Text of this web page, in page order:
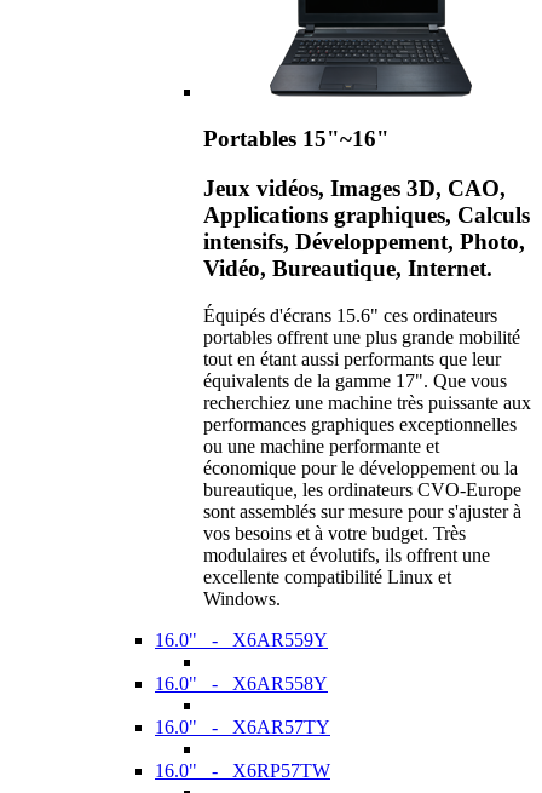
Portables 15"~16"
Jeux vidéos, Images 3D, CAO,
Applications graphiques, Calculs
intensifs, Développement, Photo,
Vidéo, Bureautique, Internet.
Équipés d'écrans 15.6" ces ordinateurs
portables offrent une plus grande mobilité
tout en étant aussi performants que leur
équivalents de la gamme 17". Que vous
recherchiez une machine très puissante aux
performances graphiques exceptionnelles
ou une machine performante et
économique pour le développement ou la
bureautique, les ordinateurs CVO-Europe
sont assemblés sur mesure pour s'ajuster à
vos besoins et à votre budget. Très
modulaires et évolutifs, ils offrent une
excellente compatibilité Linux et
Windows.
16.0" - X6AR559Y
16.0" - X6AR558Y
16.0" - X6AR57TY
16.0" - X6RP57TW